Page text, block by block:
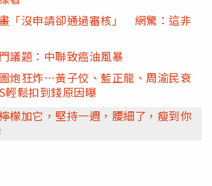
「沒申請卻通過審核」 網驚：這非
議題：中聯致癌油風暴
炮狂炸…黃子佼、藍正龍、周渝民衰
鬆扣到錢原因曝
檬加它，堅持一週，腰細了，瘦到你